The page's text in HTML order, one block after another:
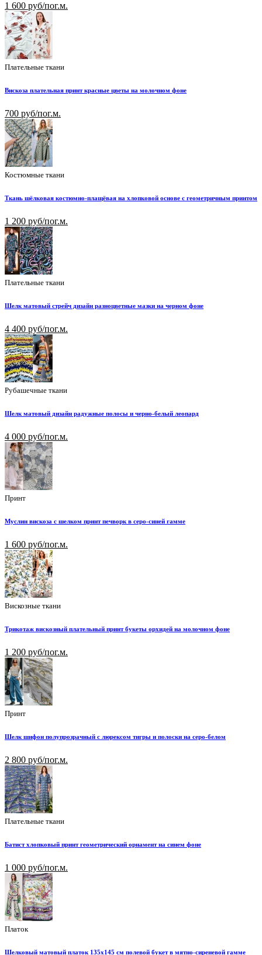
1 600 руб/пог.м.
Плательные ткани
Вискоза плательная принт красные цветы на молочном фоне
700 руб/пог.м.
Костюмные ткани
Ткань шёлковая костюмно-плащёвая на хлопковой основе с геометричным принтом
1 200 руб/пог.м.
Плательные ткани
Шелк матовый стрейч дизайн разноцветные мазки на черном фоне
4 400 руб/пог.м.
Рубашечные ткани
Шелк матовый дизайн радужные полосы и черно-белый леопард
4 000 руб/пог.м.
Принт
Муслин вискоза с шелком принт печворк в серо-синей гамме
1 600 руб/пог.м.
Вискозные ткани
Трикотаж вискозный плательный принт букеты орхидей на молочном фоне
1 200 руб/пог.м.
Принт
Шелк шифон полупрозрачный с люрексом тигры и полоски на серо-белом
2 800 руб/пог.м.
Плательные ткани
Батист хлопковый принт геометрический орнамент на синем фоне
1 000 руб/пог.м.
Платок
Шелковый матовый платок 135х145 см полевой букет в мятно-сиреневой гамме